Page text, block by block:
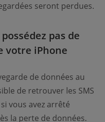
seront perdues.
pas de
votre iPhone
de données au
de retrouver les SMS
vous avez arrêté
la perte de données.